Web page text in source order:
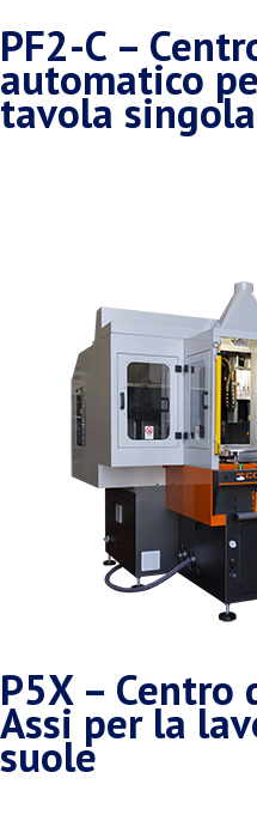
PF2-C –
automatico
tavola singola
P5X – Centro
Assi per la
suole